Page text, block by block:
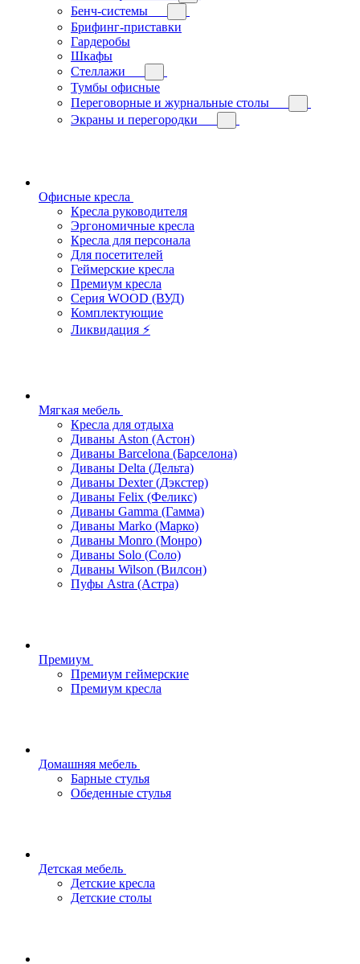
Бенч-системы
Брифинг-приставки
Гардеробы
Шкафы
Стеллажи
Тумбы офисные
Переговорные и журнальные столы
Экраны и перегородки
Офисные кресла
Кресла руководителя
Эргономичные кресла
Кресла для персонала
Для посетителей
Геймерские кресла
Премиум кресла
Серия WOOD (ВУД)
Комплектующие
Ликвидация ⚡
Мягкая мебель
Кресла для отдыха
Диваны Aston (Астон)
Диваны Barcelona (Барселона)
Диваны Delta (Дельта)
Диваны Dexter (Дэкстер)
Диваны Felix (Феликс)
Диваны Gamma (Гамма)
Диваны Marko (Марко)
Диваны Monro (Монро)
Диваны Solo (Соло)
Диваны Wilson (Вилсон)
Пуфы Astra (Астра)
Премиум
Премиум геймерские
Премиум кресла
Домашняя мебель
Барные стулья
Обеденные стулья
Детская мебель
Детские кресла
Детские столы